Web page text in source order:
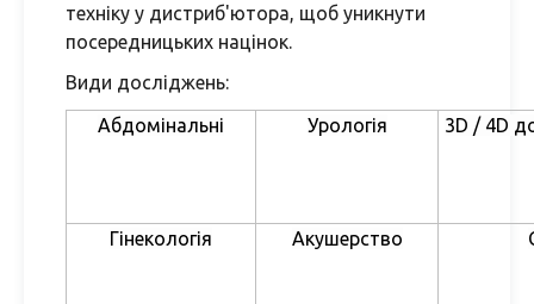
техніку у дистриб'ютора, щоб уникнути
посередницьких націнок.
Види досліджень:
Абдомінальні
Урологія 3D / 4D
Гінекологія Акушерство